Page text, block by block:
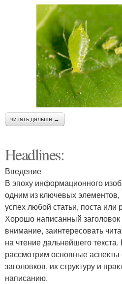
читать дальше →
Headlines:
Введение
В эпоху информационного
одним из ключевых
успех любой статьи, поста или
Хорошо написанный заголовок
внимание, заинтересовать
на чтение дальнейшего
рассмотрим основные
заголовков, их структуру и
написанию.